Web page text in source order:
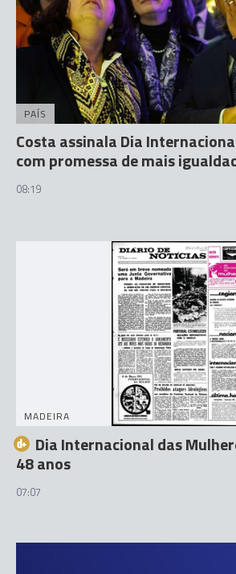
PAÍS
Costa assinala Dia
com promessa de mais
08:19
MADEIRA
Dia Internacional das
48 anos
07:07